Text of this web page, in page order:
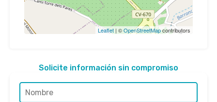
Leaflet | ©OpenStreetMapcontributors
Solicite información sin compromiso